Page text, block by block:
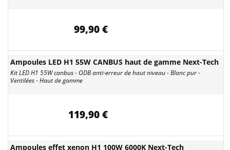
99,90 €
Ampoules LED H1 55W CANBUS haut de gamme Next-Tech
Kit LED H1 55W canbus - ODB anti-erreur de haut niveau - Blanc pur -
Ventilées - Haut de gamme
119,90 €
Ampoules effet xenon H1 100W 6000K Next-Tech